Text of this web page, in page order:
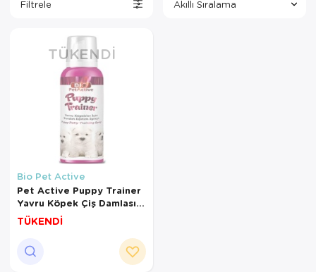
artırmayı hem de sahiplerine güvenli ve etkili çözümler sunmayı
Filtrele
TÜKENDI
Bio Pet Active
Pet Active Puppy Trainer
Yavru Köpek Çiş Damlası
100 Ml
TÜKENDİ